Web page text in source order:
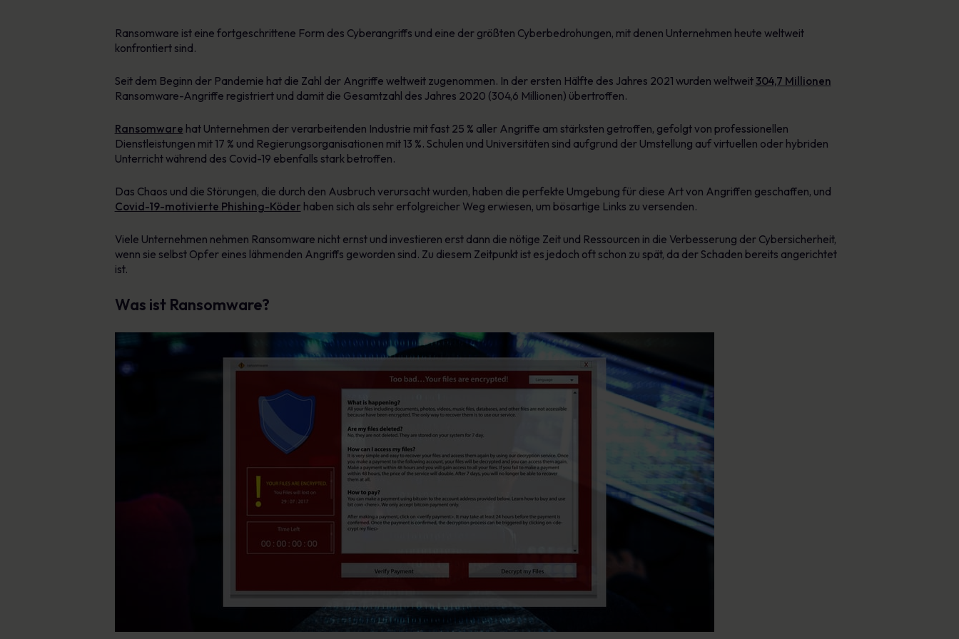
Ransomware ist eine fortgeschrittene Form des Cyberangriffs und eine der größten Cyberbedrohungen, mit denen Unternehmen heute weltweit
konfrontiert sind.
Seit dem Beginn der Pandemie hat die Zahl der Angriffe weltweit zugenommen. In der ersten Hälfte des Jahres 2021 wurden weltweit 304,7 Millionen
Ransomware-Angriffe registriert und damit die Gesamtzahl des Jahres 2020 (304,6 Millionen) übertroffen.
Ransomware hat Unternehmen der verarbeitenden Industrie mit fast 25 % aller Angriffe am stärksten getroffen, gefolgt von professionellen
Dienstleistungen mit 17 % und Regierungsorganisationen mit 13 %. Schulen und Universitäten sind aufgrund der Umstellung auf virtuellen oder hybriden
Unterricht während des Covid-19 ebenfalls stark betroffen.
Das Chaos und die Störungen, die durch den Ausbruch verursacht wurden, haben die perfekte Umgebung für diese Art von Angriffen geschaffen, und
Covid-19-motivierte Phishing-Köder haben sich als sehr erfolgreicher Weg erwiesen, um bösartige Links zu versenden.
Viele Unternehmen nehmen Ransomware nicht ernst und investieren erst dann die nötige Zeit und Ressourcen in die Verbesserung der Cybersicherheit,
wenn sie selbst Opfer eines lähmenden Angriffs geworden sind. Zu diesem Zeitpunkt ist es jedoch oft schon zu spät, da der Schaden bereits angerichtet
ist.
Was ist Ransomware?